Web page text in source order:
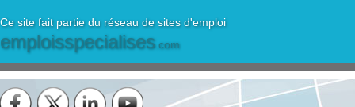
Ce site fait partie du réseau de sites d'emploi
emploisspecialises.com